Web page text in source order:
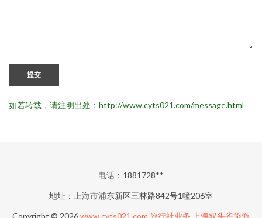
提交
如若转载，请注明出处：http://www.cyts021.com/message.html
电话：1881728**
地址：上海市浦东新区三林路842号1幢206室
Copyright © 2026www.cyts021.com 旅行社业务 上海双头雀旅游